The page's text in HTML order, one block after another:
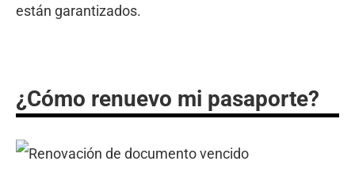
están garantizados.
¿Cómo renuevo mi pasaporte?